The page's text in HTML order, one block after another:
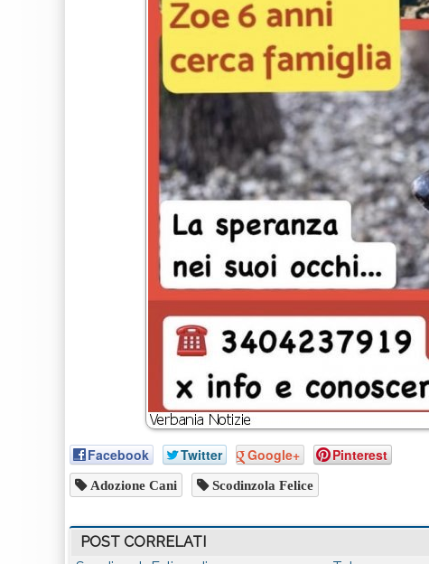
Facebook Twitter Google+ Pinterest
Adozione Cani Scodinzola Felice
POST CORRELATI